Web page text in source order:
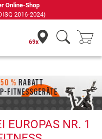
Online-Shop
2016-2024)
69x
EUROPAS NR. 1